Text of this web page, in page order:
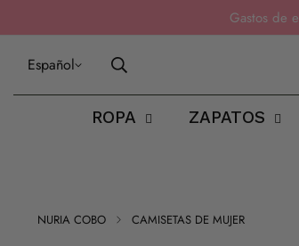
Gastos de
Español
ROPA ZAPATOS
NURIA COBO CAMISETAS DE MUJER